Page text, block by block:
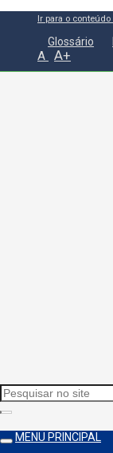
Ir para o conteúdo
Glossário
A A+
MENU PRINCIPAL